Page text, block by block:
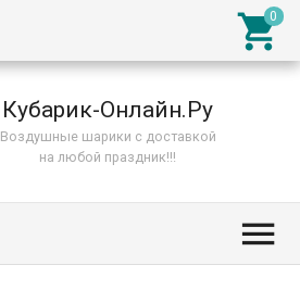

Кубарик-Онлайн.Ру
Воздушные шарики с доставкой
на любой праздник!!!
